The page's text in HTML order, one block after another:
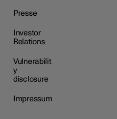
Presse
Investor
Relations
Vulnerabilit
y
disclosure
Impressum